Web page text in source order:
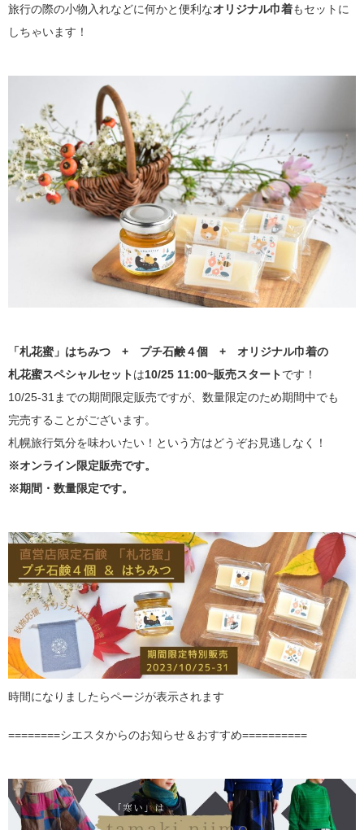
旅行の際の小物入れなどに何かと便利なオリジナル巾着もセットに
しちゃいます！
「札花蜜」はちみつ + プチ石鹸４個 + オリジナル巾着の
札花蜜スペシャルセットは10/25 11:00~販売スタートです！
10/25-31までの期間限定販売ですが、数量限定のため期間中でも
完売することがございます。
札幌旅行気分を味わいたい！という方はどうぞお見逃しなく！
※オンライン限定販売です。
※期間・数量限定です。
時間になりましたらページが表示されます
========シエスタからのお知らせ＆おすすめ==========